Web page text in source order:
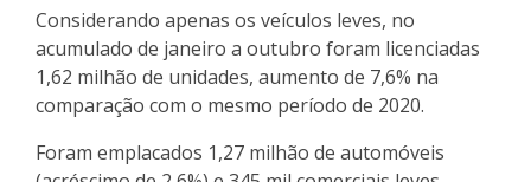
Considerando apenas os veículos leves, no
acumulado de janeiro a outubro foram licenciadas
1,62 milhão de unidades, aumento de 7,6% na
comparação com o mesmo período de 2020.
Foram emplacados 1,27 milhão de automóveis